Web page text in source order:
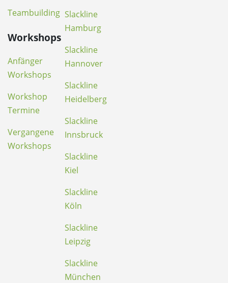
Teambuilding
Workshops
Anfänger
Workshops
Workshop
Termine
Vergangene
Workshops
Slackline
Hamburg
Slackline
Hannover
Slackline
Heidelberg
Slackline
Innsbruck
Slackline
Kiel
Slackline
Köln
Slackline
Leipzig
Slackline
München